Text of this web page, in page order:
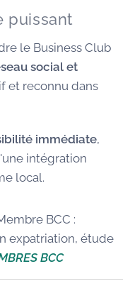
puissant
le Business Club
social et
et reconnu dans
immédiate,
intégration
local.
BCC :
expatriation, étude
BCC